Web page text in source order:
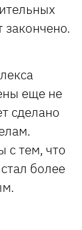
закончено.
еще не
сделано
с тем, что
более